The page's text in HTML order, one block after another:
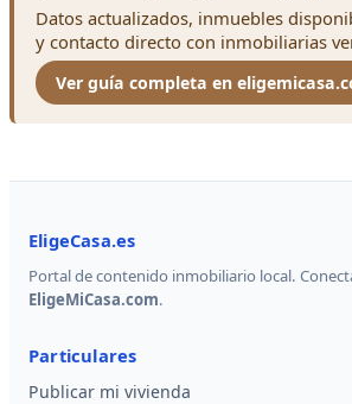
Datos actualizados, inmuebles
y contacto directo con inmobiliarias
Ver guía completa en
EligeCasa.es
Portal de contenido inmobiliario local.
EligeMiCasa.com.
Particulares
Publicar mi vivienda